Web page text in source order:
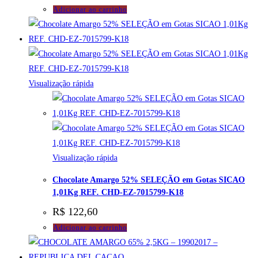
Adicionar ao carrinho
Visualização rápida
Visualização rápida
Chocolate Amargo 52% SELEÇÃO em Gotas SICAO
1,01Kg REF. CHD-EZ-7015799-K18
R$ 122,60
Adicionar ao carrinho